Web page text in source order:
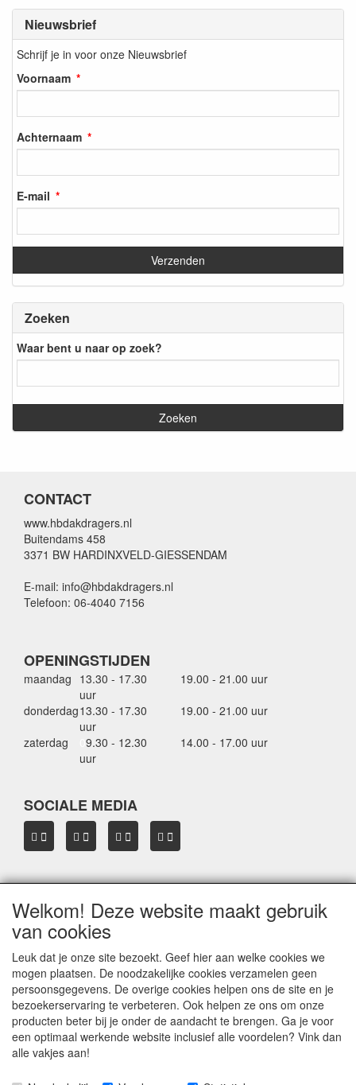
Nieuwsbrief
Schrijf je in voor onze Nieuwsbrief
Voornaam
Achternaam
E-mail
Zoeken
Waar bent u naar op zoek?
CONTACT
www.hbdakdragers.nl
Buitendams 458
3371 BW HARDINXVELD-GIESSENDAM
E-mail: info@hbdakdragers.nl
Telefoon: 06-4040 7156
OPENINGSTIJDEN
maandag 13.30 - 17.30
uur
19.00 - 21.00 uur
donderdag13.30 - 17.30
uur
19.00 - 21.00 uur
zaterdag
9.30 - 12.30
uur
14.00 - 17.00 uur
SOCIALE MEDIA
OVER HBDAKDRAGERS.NL
Dakkoffer verhuur Hardinxveld-Giessendam
Verkoop dakkoffers en skiboxen
Onze merken
Herroepingslink aanvragen
Privacyverklaring
© 2005 - 2026 HB dakdragers.nl - Hardinxveld-Giessendam
Welkom! Deze website maakt gebruik
van cookies
Leuk dat je onze site bezoekt. Geef hier aan welke cookies we
mogen plaatsen. De noodzakelijke cookies verzamelen geen
persoonsgegevens. De overige cookies helpen ons de site en je
bezoekerservaring te verbeteren. Ook helpen ze ons om onze
producten beter bij je onder de aandacht te brengen. Ga je voor
een optimaal werkende website inclusief alle voordelen? Vink dan
alle vakjes aan!